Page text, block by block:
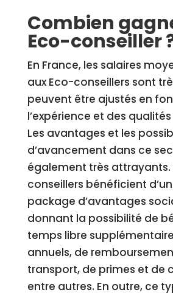
Combien
Eco-conseiller
En France, les salaires
aux Eco-conseillers sont
peuvent être ajustés en
l’expérience et des
Les avantages et les
d’avancement dans ce
également très attrayants.
conseillers bénéficient
package d’avantages
donnant la possibilité de
temps libre
annuels, de
transport, de primes et de
entre autres. En outre, ce